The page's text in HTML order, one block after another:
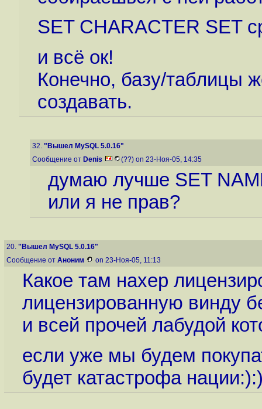
SET CHARACTER SET
и всё ок!
Конечно, базу/таблицы
создавать.
32. "Вышел MySQL 5.0.16"
Сообщение от Denis (??) on 23-Ноя-05, 14:35
думаю лучше SET
или я не прав?
20. "Вышел MySQL 5.0.16"
Сообщение от Аноним on 23-Ноя-05, 11:13
Какое там нахер
лицензированную винду
и всей прочей лабудой
если уже мы будем
будет катастрофа